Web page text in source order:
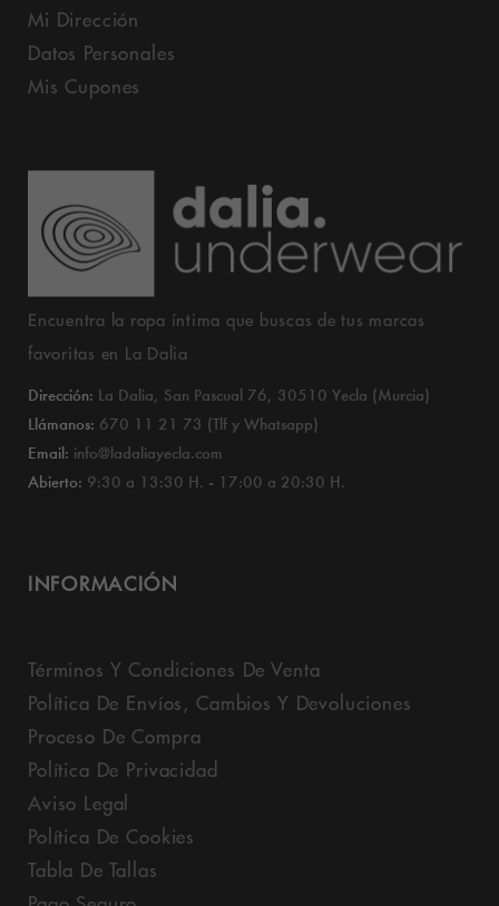
Mi Dirección
Datos Personales
Mis Cupones
Encuentra la ropa íntima que buscas de tus marcas
favoritas en La Dalia
Dirección: La Dalia, San Pascual 76, 30510 Yecla (Murcia)
Llámanos: 670 11 21 73 (Tlf y Whatsapp)
Email: info@ladaliayecla.com
Abierto: 9:30 a 13:30 H. - 17:00 a 20:30 H.
INFORMACIÓN
Términos Y Condiciones De Venta
Política De Envíos, Cambios Y Devoluciones
Proceso De Compra
Política De Privacidad
Aviso Legal
Política De Cookies
Tabla De Tallas